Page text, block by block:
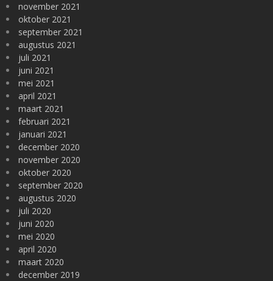
november 2021
oktober 2021
september 2021
augustus 2021
juli 2021
juni 2021
mei 2021
april 2021
maart 2021
februari 2021
januari 2021
december 2020
november 2020
oktober 2020
september 2020
augustus 2020
juli 2020
juni 2020
mei 2020
april 2020
maart 2020
december 2019